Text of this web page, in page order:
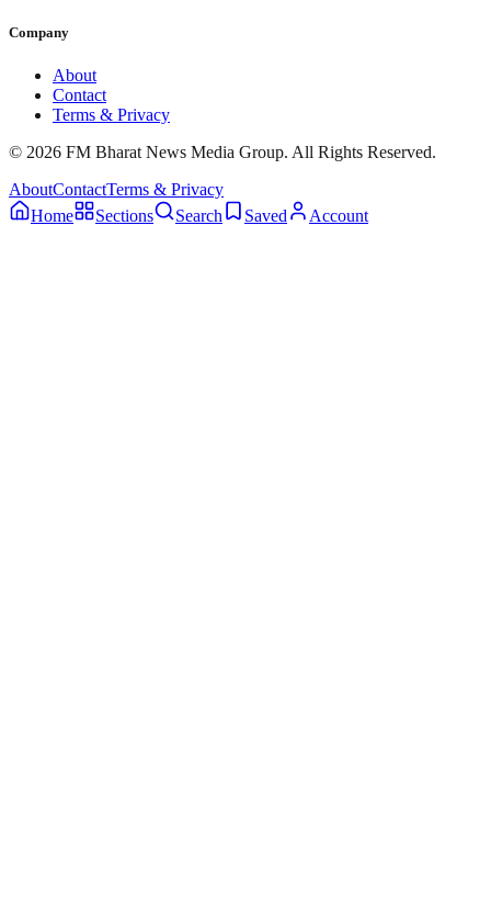
Company
About
Contact
Terms & Privacy
© 2026 FM Bharat News Media Group. All Rights Reserved.
AboutContactTerms & Privacy
Home
Sections Search Saved Account